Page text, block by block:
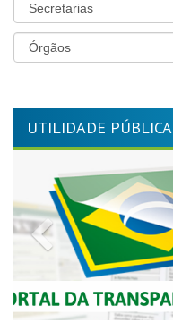
UTILIDADE PÚBLICA
Previous